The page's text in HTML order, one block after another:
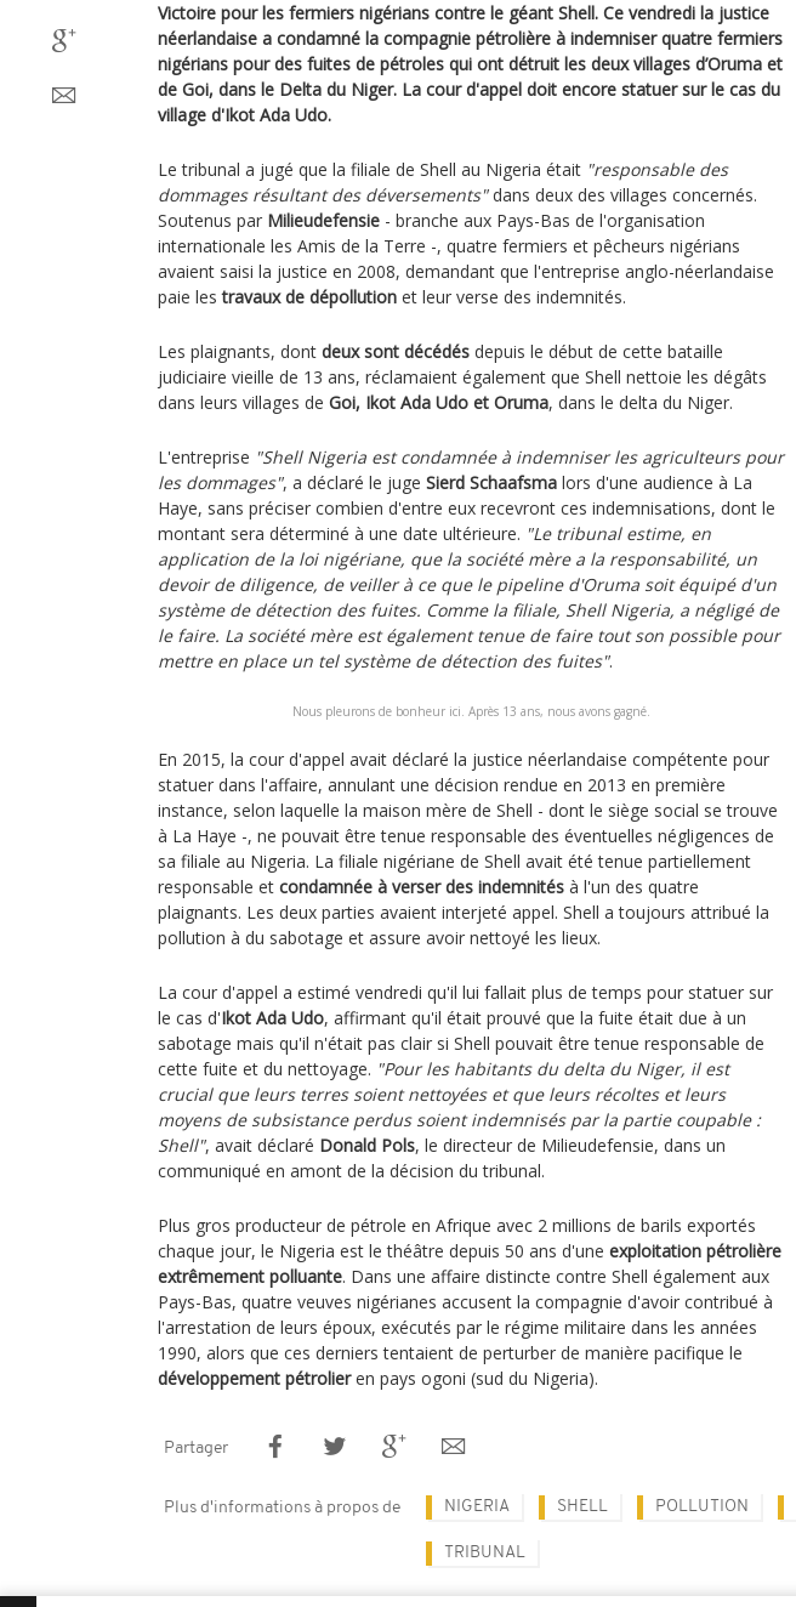
Victoire pour les fermiers nigérians contre le géant Shell. Ce vendredi la justice
néerlandaise a condamné la compagnie pétrolière à indemniser quatre fermiers
nigérians pour des fuites de pétroles qui ont détruit les deux villages d’Oruma et
de Goi, dans le Delta du Niger. La cour d'appel doit encore statuer sur le cas du
village d'Ikot Ada Udo.
Le tribunal a jugé que la filiale de Shell au Nigeria était "responsable des
dommages résultant des déversements"dans deux des villages concernés.
Soutenus par Milieudefensie - branche aux Pays-Bas de l'organisation
internationale les Amis de la Terre -, quatre fermiers et pêcheurs nigérians
avaient saisi la justice en 2008, demandant que l'entreprise anglo-néerlandaise
paie lestravaux de dépollution et leur verse des indemnités.
Les plaignants, dont deux sont décédés depuis le début de cette bataille
judiciaire vieille de 13 ans, réclamaient également que Shell nettoie les dégâts
dans leurs villages de Goi, Ikot Ada Udo et Oruma, dans le delta du Niger.
L'entreprise "Shell Nigeria est condamnée à indemniser les agriculteurs pour
les dommages", a déclaré le juge Sierd Schaafsma lors d'une audience à La
Haye, sans préciser combien d'entre eux recevront ces indemnisations, dont le
montant sera déterminé à une date ultérieure. "Le tribunal estime, en
application de la loi nigériane, que la société mère a la responsabilité, un
devoir de diligence, de veiller à ce que le pipeline d'Oruma soit équipé d'un
système de détection des fuites. Comme la filiale, Shell Nigeria, a négligé de
le faire. La société mère est également tenue de faire tout son possible pour
mettre en place un tel système de détection des fuites".
Nous pleurons de bonheur ici. Après 13 ans, nous avons gagné.
En 2015, la cour d'appel avait déclaré la justice néerlandaise compétente pour
statuer dans l'affaire, annulant une décision rendue en 2013 en première
instance, selon laquelle la maison mère de Shell - dont le siège social se trouve
à La Haye -, ne pouvait être tenue responsable des éventuelles négligences de
sa filiale au Nigeria. La filiale nigériane de Shell avait été tenue partiellement
responsable et condamnée à verser des indemnités à l'un des quatre
plaignants. Les deux parties avaient interjeté appel. Shell a toujours attribué la
pollution à du sabotage et assure avoir nettoyé les lieux.
La cour d'appel a estimé vendredi qu'il lui fallait plus de temps pour statuer sur
le cas d'Ikot Ada Udo, affirmant qu'il était prouvé que la fuite était due à un
sabotage mais qu'il n'était pas clair si Shell pouvait être tenue responsable de
cette fuite et du nettoyage. "Pour les habitants du delta du Niger, il est
crucial que leurs terres soient nettoyées et que leurs récoltes et leurs
moyens de subsistance perdus soient indemnisés par la partie coupable :
Shell", avait déclaré Donald Pols, le directeur de Milieudefensie, dans un
communiqué en amont de la décision du tribunal.
Plus gros producteur de pétrole en Afrique avec 2 millions de barils exportés
chaque jour, le Nigeria est le théâtre depuis 50 ans d'une exploitation pétrolière
extrêmement polluante. Dans une affaire distincte contre Shell également aux
Pays-Bas, quatre veuves nigérianes accusent la compagnie d'avoir contribué à
l'arrestation de leurs époux, exécutés par le régime militaire dans les années
1990, alors que ces derniers tentaient de perturber de manière pacifique le
développement pétrolieren pays ogoni (sud du Nigeria).
Partager
Plus d'informations à propos de NIGERIA SHELL POLLUTION
TRIBUNAL